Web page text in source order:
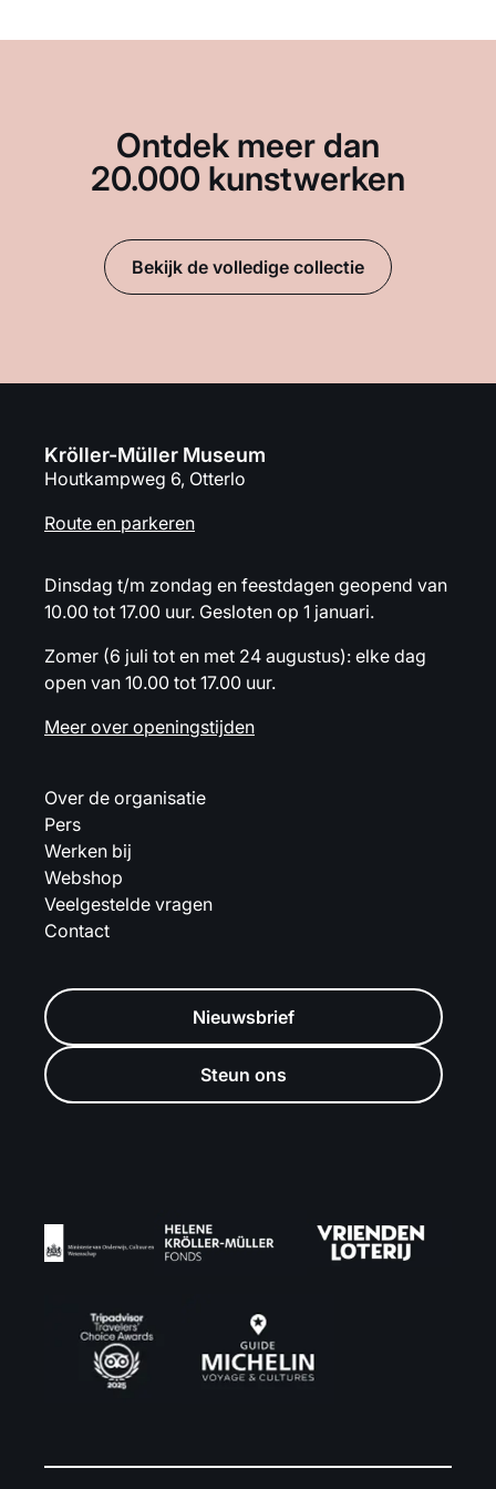
Ontdek meer dan
20.000 kunstwerken
Bekijk de volledige collectie
Kröller-Müller Museum
Houtkampweg 6, Otterlo
Route en parkeren
Dinsdag t/m zondag en feestdagen geopend van
10.00 tot 17.00 uur. Gesloten op 1 januari.
Zomer (6 juli tot en met 24 augustus): elke dag
open van 10.00 tot 17.00 uur.
Meer over openingstijden
Over de organisatie
Pers
Werken bij
Webshop
Veelgestelde vragen
Contact
Nieuwsbrief
Steun ons